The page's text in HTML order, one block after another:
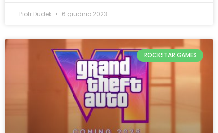
Piotr Dudek 6 grudnia 2023
ROCKSTAR GAMES